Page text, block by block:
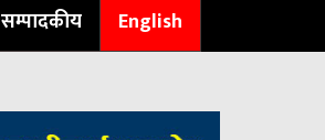
सम्पादकीय English